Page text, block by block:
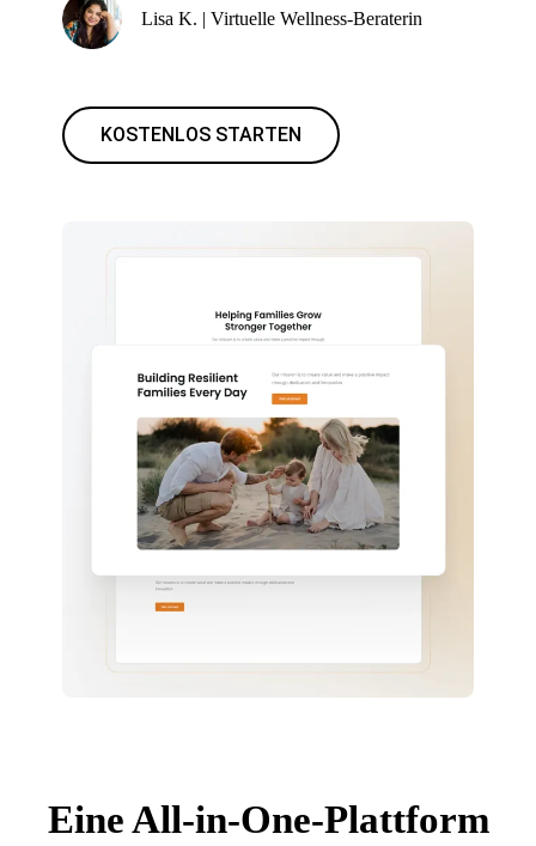
Lisa K. | Virtuelle Wellness-Beraterin
KOSTENLOS STARTEN
Eine All-in-One-Plattform